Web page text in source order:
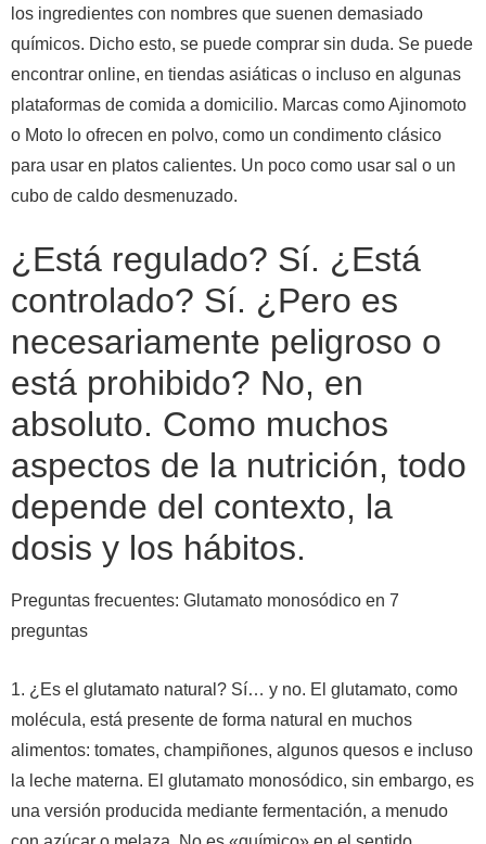
los ingredientes con nombres que suenen demasiado
químicos. Dicho esto, se puede comprar sin duda. Se puede
encontrar online, en tiendas asiáticas o incluso en algunas
plataformas de comida a domicilio. Marcas como Ajinomoto
o Moto lo ofrecen en polvo, como un condimento clásico
para usar en platos calientes. Un poco como usar sal o un
cubo de caldo desmenuzado.
¿Está regulado? Sí. ¿Está
controlado? Sí. ¿Pero es
necesariamente peligroso o
está prohibido? No, en
absoluto. Como muchos
aspectos de la nutrición, todo
depende del contexto, la
dosis y los hábitos.
Preguntas frecuentes: Glutamato monosódico en 7
preguntas
1. ¿Es el glutamato natural? Sí… y no. El glutamato, como
molécula, está presente de forma natural en muchos
alimentos: tomates, champiñones, algunos quesos e incluso
la leche materna. El glutamato monosódico, sin embargo, es
una versión producida mediante fermentación, a menudo